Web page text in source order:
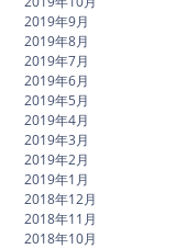
2019年9月
2019年8月
2019年7月
2019年6月
2019年5月
2019年4月
2019年3月
2019年2月
2019年1月
2018年12月
2018年11月
2018年10月